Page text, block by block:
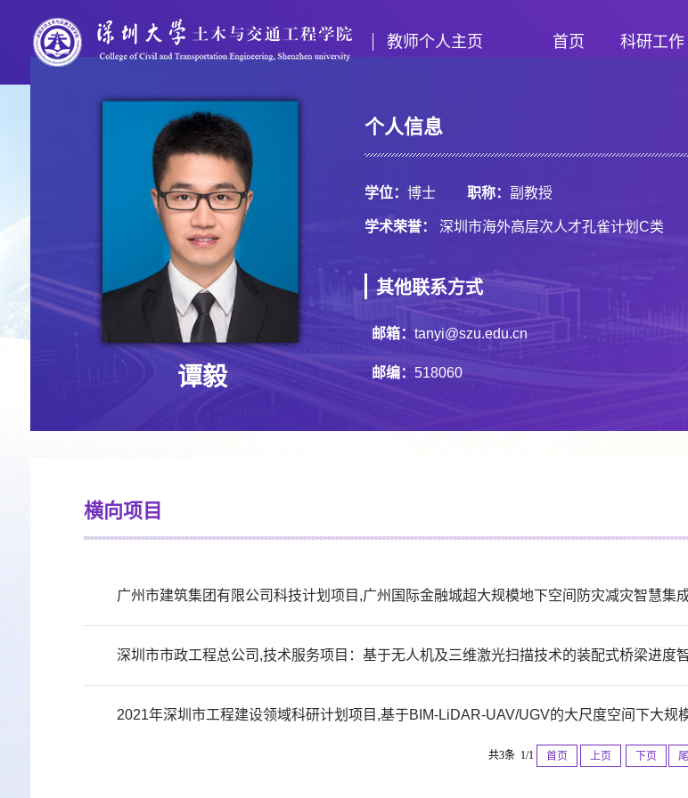
教师个人主页 首页 科研工作
谭毅
个人信息
学位： 博士 职称： 副教授
学术荣誉： 深圳市海外高层次人才孔雀计划C类
其他联系方式
邮箱： tanyi@szu.edu.cn
邮编： 518060
横向项目
广州市建筑集团有限公司科技计划项目,广州国际金融城超大规模地下空间防灾减灾智慧集
深圳市市政工程总公司,技术服务项目：基于无人机及三维激光扫描技术的装配式桥梁进度
2021年深圳市工程建设领域科研计划项目,基于BIM-LiDAR-UAV/UGV的大尺度空间下大规
共3条 1/1 首页 上页 下页